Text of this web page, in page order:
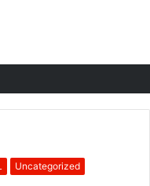
Uncategorized